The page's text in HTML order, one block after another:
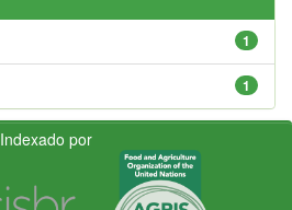
1
1
Indexado por